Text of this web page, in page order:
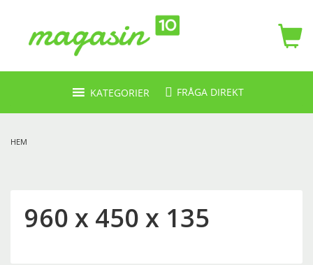
KATEGORIER FRÅGA DIREKT
HEM
960 x 450 x 135